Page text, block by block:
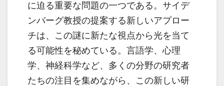
に迫る重要な問題の一つである。サイデ
ンバーグ教授の提案する新しいアプロー
チは、この謎に新たな視点から光を当て
る可能性を秘めている。言語学、心理
学、神経科学など、多くの分野の研究者
たちの注目を集めながら、この新しい研